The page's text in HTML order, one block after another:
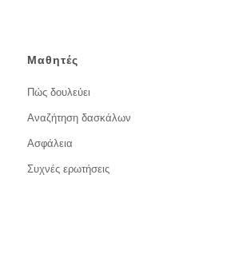
Μαθητές
Πώς δουλεύει
Αναζήτηση δασκάλων
Ασφάλεια
Συχνές ερωτήσεις